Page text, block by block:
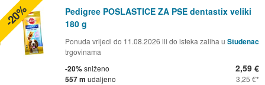
Pedigree POSLASTICE ZA PSE dentastix veliki
180 g
Ponuda vrijedi do 11.08.2026 ili do isteka zaliha u Studenac
trgovinama
-20%sniženo
557 m udaljeno
2,59 €
3,25 €
-20%